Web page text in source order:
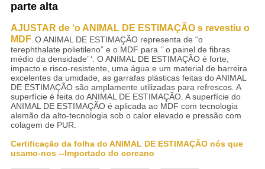
parte alta
AJUSTAR de ‘o ANIMAL DE ESTIMAÇÃO s revestiu o
MDF. O ANIMAL DE ESTIMAÇÃO representa de “o
terephthalate polietileno” e o MDF para ‘’ o painel de fibras
médio da densidade’ ‘. O ANIMAL DE ESTIMAÇÃO é forte,
impacto e risco-resistente, uma água e um material de barreira
excelentes da umidade, as garrafas plásticas feitas do ANIMAL
DE ESTIMAÇÃO são amplamente utilizadas para refrescos. A
superfície é feita do ANIMAL DE ESTIMAÇÃO. A superfície do
ANIMAL DE ESTIMAÇÃO é aplicada ao MDF com tecnologia
alemão da alto-tecnologia sob o calor elevado e pressão com
colagem de PUR.
Certificação da folha do ANIMAL DE ESTIMAÇÃO nós que
usamo-nos --Importado do coreano